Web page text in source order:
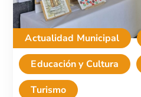
Actualidad Municipal
Educación y Cultura
Turismo